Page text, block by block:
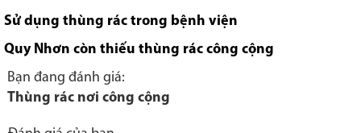
Sử dụng thùng rác trong bệnh viện
Quy Nhơn còn thiếu thùng rác công cộng
Bạn đang đánh giá:
Thùng rác nơi công cộng